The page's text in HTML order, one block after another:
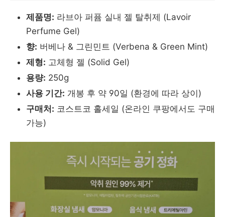
제품명: 라브아 퍼퓸 실내 젤 탈취제 (Lavoir
Perfume Gel)
향: 버베나 & 그린민트 (Verbena & Green Mint)
제형: 고체형 젤 (Solid Gel)
용량: 250g
사용 기간: 개봉 후 약 90일 (환경에 따라 상이)
구매처: 코스트코 홀세일 (온라인 쿠팡에서도 구매
가능)